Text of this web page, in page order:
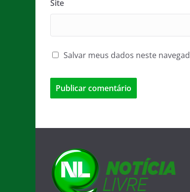
Site
Salvar meus dados neste